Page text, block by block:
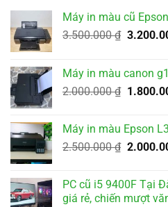
Máy in màu cũ
3.500.000₫ Giá
Máy in màu canon
2.000.000₫ Giá
Máy in màu Epson
2.500.000₫ Giá
PC cũ i5 9400F Tại
giá rẻ, chiến mượt